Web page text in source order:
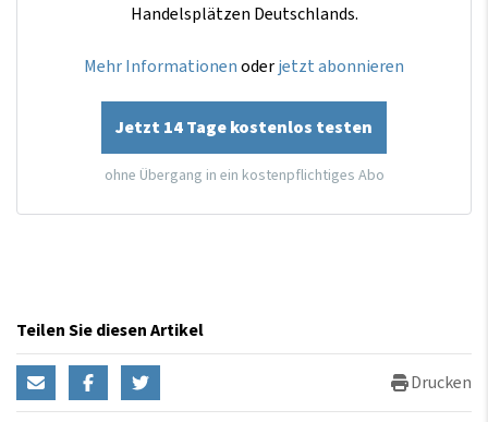
Handelsplätzen Deutschlands.
Mehr Informationenoderjetzt abonnieren
Jetzt 14 Tage kostenlos testen
ohne Übergang in ein kostenpflichtiges Abo
Teilen Sie diesen Artikel
Drucken